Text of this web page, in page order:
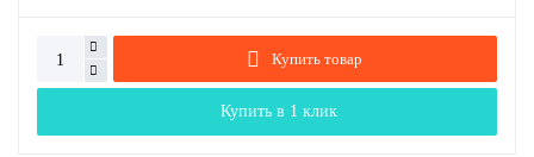
Купить товар
Купить в 1 клик